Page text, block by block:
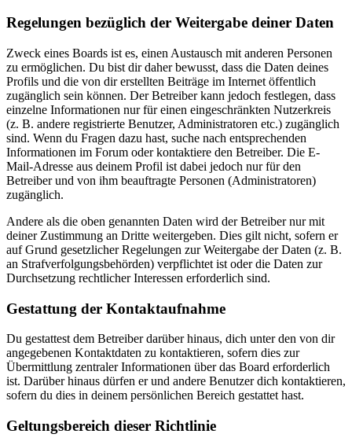
Regelungen bezüglich der Weitergabe deiner Daten
Zweck eines Boards ist es, einen Austausch mit anderen Personen
zu ermöglichen. Du bist dir daher bewusst, dass die Daten deines
Profils und die von dir erstellten Beiträge im Internet öffentlich
zugänglich sein können. Der Betreiber kann jedoch festlegen, dass
einzelne Informationen nur für einen eingeschränkten Nutzerkreis
(z. B. andere registrierte Benutzer, Administratoren etc.) zugänglich
sind. Wenn du Fragen dazu hast, suche nach entsprechenden
Informationen im Forum oder kontaktiere den Betreiber. Die E-
Mail-Adresse aus deinem Profil ist dabei jedoch nur für den
Betreiber und von ihm beauftragte Personen (Administratoren)
zugänglich.
Andere als die oben genannten Daten wird der Betreiber nur mit
deiner Zustimmung an Dritte weitergeben. Dies gilt nicht, sofern er
auf Grund gesetzlicher Regelungen zur Weitergabe der Daten (z. B.
an Strafverfolgungsbehörden) verpflichtet ist oder die Daten zur
Durchsetzung rechtlicher Interessen erforderlich sind.
Gestattung der Kontaktaufnahme
Du gestattest dem Betreiber darüber hinaus, dich unter den von dir
angegebenen Kontaktdaten zu kontaktieren, sofern dies zur
Übermittlung zentraler Informationen über das Board erforderlich
ist. Darüber hinaus dürfen er und andere Benutzer dich kontaktieren,
sofern du dies in deinem persönlichen Bereich gestattet hast.
Geltungsbereich dieser Richtlinie